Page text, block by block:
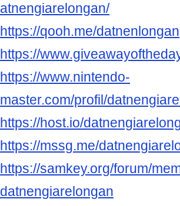
atnengiarelongan/
https://qooh.me/datnenlongan
https://
https://www.nintendo-
master.com/profil/
https://host.io/
https://mssg.me/
https://samkey.org/forum/
datnengiarelongan